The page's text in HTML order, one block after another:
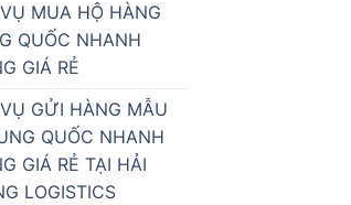
MUA HỘ HÀNG
QUỐC NHANH
GIÁ RẺ
GỬI HÀNG MẪU
QUỐC NHANH
GIÁ RẺ TẠI HẢI
LOGISTICS